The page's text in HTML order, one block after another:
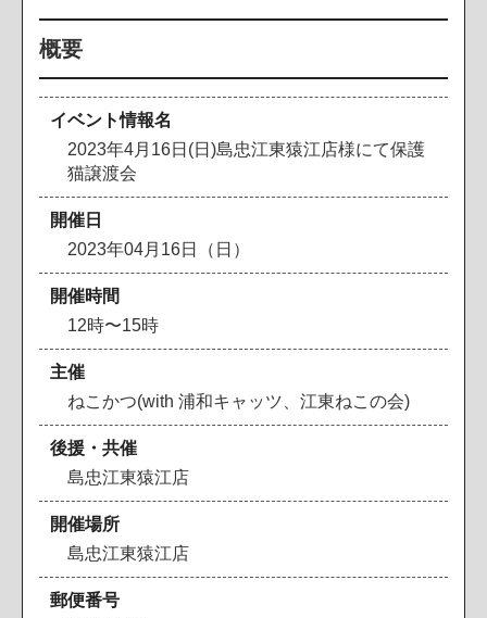
概要
イベント情報名
2023年4月16日(日)島忠江東猿江店様にて保護
猫譲渡会
開催日
2023年04月16日（日）
開催時間
12時〜15時
主催
ねこかつ(with 浦和キャッツ、江東ねこの会)
後援・共催
島忠江東猿江店
開催場所
島忠江東猿江店
郵便番号